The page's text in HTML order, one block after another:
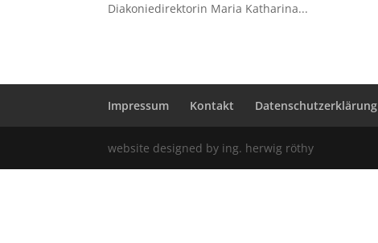
Diakoniedirektorin Maria Katharina...
Impressum Kontakt Datenschutzerklärung
website designed by ing. herwig röthy